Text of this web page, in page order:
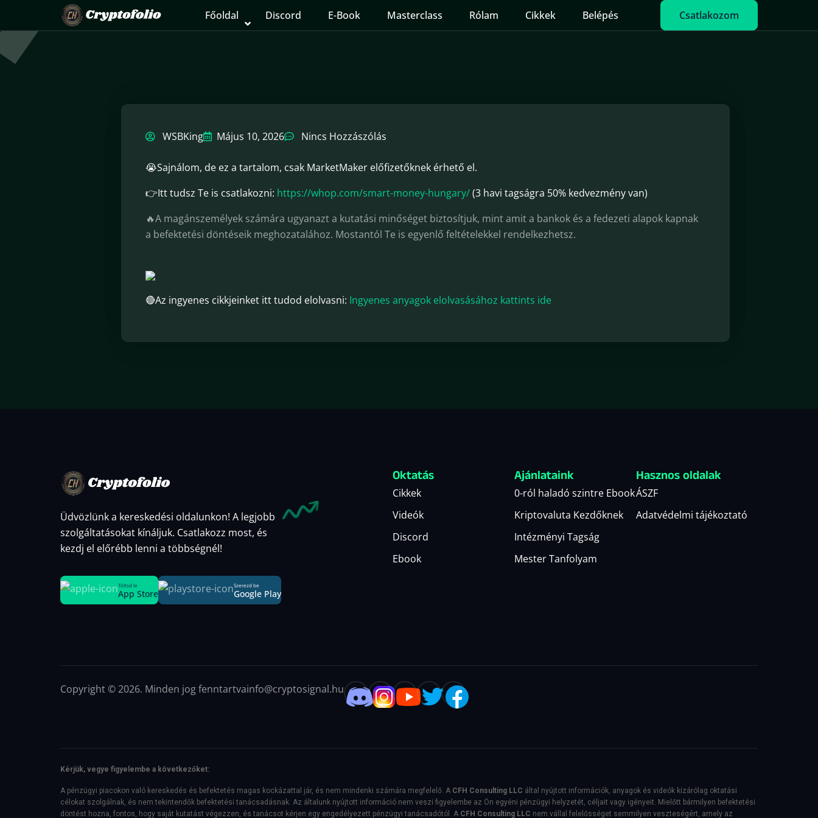
Főoldal Discord E-Book Masterclass Rólam Cikkek Belépés Csatlakozom
WSBKing Május 10, 2026 Nincs Hozzászólás
😭Sajnálom, de ez a tartalom, csak MarketMaker előfizetőknek érhető el.
👉Itt tudsz Te is csatlakozni: https://whop.com/smart-money-hungary/(3 havi tagságra 50% kedvezmény van)
🔥A magánszemélyek számára ugyanazt a kutatási minőséget biztosítjuk, mint amit a bankok és a fedezeti alapok kapnak
a befektetési döntéseik meghozatalához. Mostantól Te is egyenlő feltételekkel rendelkezhetsz.
🔴Az ingyenes cikkjeinket itt tudod elolvasni: Ingyenes anyagok elolvasásához kattints ide
Üdvözlünk a kereskedési oldalunkon! A legjobb
szolgáltatásokat kínáljuk. Csatlakozz most, és
kezdj el előrébb lenni a többségnél!
Töltsd le
App Store
Szerezd be
Google Play
Oktatás
Cikkek
Videók
Discord
Ebook
Ajánlataink
0-ról haladó szintre Ebook
Kriptovaluta Kezdőknek
Intézményi Tagság
Mester Tanfolyam
Hasznos oldalak
ÁSZF
Adatvédelmi tájékoztató
Copyright © 2026. Minden jog fenntartvainfo@cryptosignal.hu
Kérjük, vegye figyelembe a következőket:
A pénzügyi piacokon való kereskedés és befektetés magas kockázattal jár, és nem mindenki számára megfelelő. A CFH Consulting LLC által nyújtott információk, anyagok és videók kizárólag oktatási
célokat szolgálnak, és nem tekintendők befektetési tanácsadásnak. Az általunk nyújtott információ nem veszi figyelembe az Ön egyéni pénzügyi helyzetét, céljait vagy igényeit. Mielőtt bármilyen befektetési
döntést hozna, fontos, hogy saját kutatást végezzen, és tanácsot kérjen egy engedélyezett pénzügyi tanácsadótól. A CFH Consulting LLC nem vállal felelősséget semmilyen veszteségért, amely az